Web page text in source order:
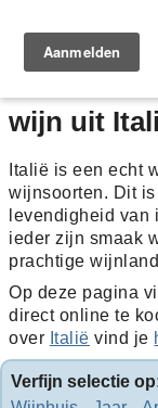
Home >Italië >Witte
wijn uit
Italië is een echt
wijnsoorten. Dit
levendigheid van
ieder zijn smaak
prachtige
Op deze pagina
direct online te
over Italië vind je
Verfijn selectie